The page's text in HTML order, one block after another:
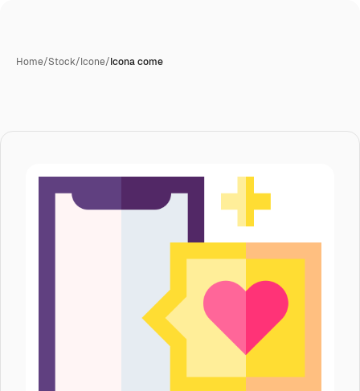
Home/Stock/Icone/Icona come